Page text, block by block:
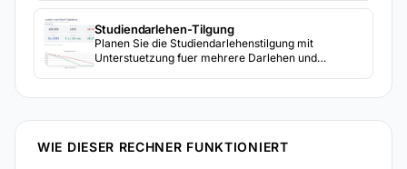
Tilgungsprognosen.
Studiendarlehen-Tilgung
Planen Sie die Studiendarlehenstilgung mit
Unterstuetzung fuer mehrere Darlehen und
Zahlungsszenarien.
WIE DIESER RECHNER FUNKTIONIERT